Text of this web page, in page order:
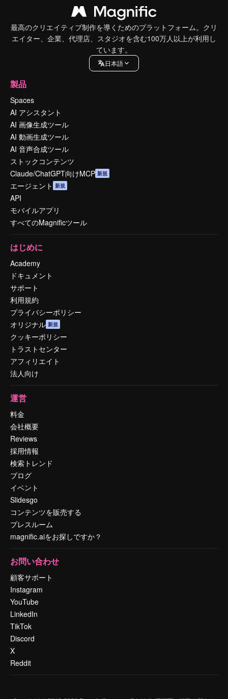
最高のクリエイティブ制作を導くためのプラットフォーム。クリ
エイター、企業、代理店、スタジオを含む100万人以上が利用し
ています。
日本語
製品
Spaces
AI アシスタント
AI 画像生成ツール
AI 動画生成ツール
AI 音声合成ツール
ストックコンテンツ
Claude/ChatGPT向けMCP 新規
エージェント 新規
API
モバイルアプリ
すべてのMagnificツール
はじめに
Academy
ドキュメント
サポート
利用規約
プライバシーポリシー
オリジナル 新規
クッキーポリシー
トラストセンター
アフィリエイト
法人向け
運営
料金
会社概要
Reviews
採用情報
検索トレンド
ブログ
イベント
Slidesgo
コンテンツを販売する
プレスルーム
magnific.aiをお探しですか？
お問い合わせ
顧客サポート
Instagram
YouTube
LinkedIn
TikTok
Discord
X
Reddit